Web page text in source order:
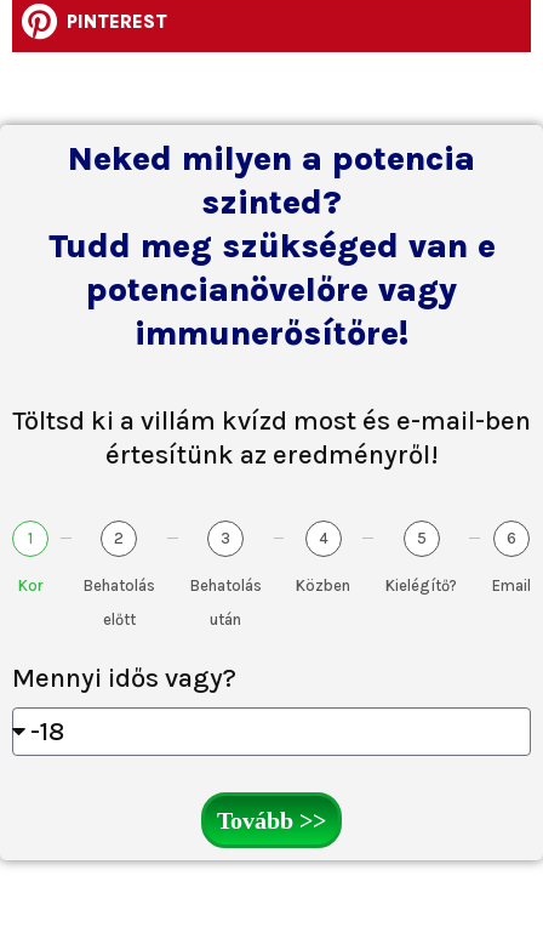
PINTEREST
Neked milyen a potencia
szinted?
Tudd meg szükséged van e
potencianövelőre vagy
immunerősítőre!
Töltsd ki a villám kvízd most és e-mail-ben
értesítünk az eredményről!
1
Kor
2
Behatolás
előtt
3
Behatolás
után
4
Közben
5
Kielégítő?
6
Email
Mennyi idős vagy?
Tovább >>